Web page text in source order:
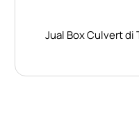
Jual Box Culvert di